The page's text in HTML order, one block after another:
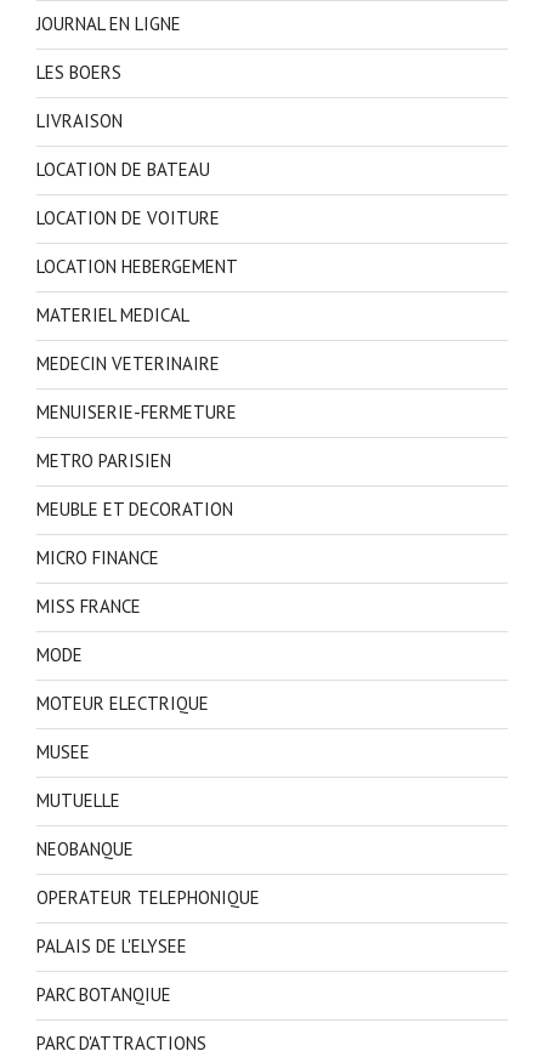
JOURNAL EN LIGNE
LES BOERS
LIVRAISON
LOCATION DE BATEAU
LOCATION DE VOITURE
LOCATION HEBERGEMENT
MATERIEL MEDICAL
MEDECIN VETERINAIRE
MENUISERIE-FERMETURE
METRO PARISIEN
MEUBLE ET DECORATION
MICRO FINANCE
MISS FRANCE
MODE
MOTEUR ELECTRIQUE
MUSEE
MUTUELLE
NEOBANQUE
OPERATEUR TELEPHONIQUE
PALAIS DE L'ELYSEE
PARC BOTANQIUE
PARC D'ATTRACTIONS